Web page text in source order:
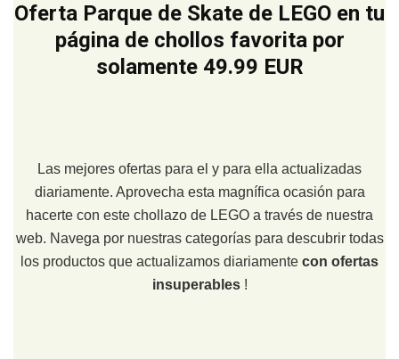
Oferta Parque de Skate de LEGO en tu
página de chollos favorita por
solamente 49.99 EUR
Las mejores ofertas para el y para ella actualizadas
diariamente. Aprovecha esta magnífica ocasión para
hacerte con este chollazo de LEGO a través de nuestra
web. Navega por nuestras categorías para descubrir todas
los productos que actualizamos diariamente con ofertas
insuperables!